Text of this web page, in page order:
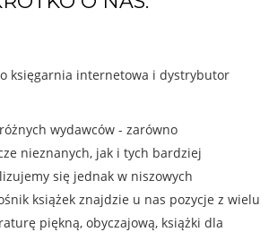
księgarnia internetowa i dystrybutor
wydawców - zarówno
nieznanych, jak i tych bardziej
się jednak w niszowych
książek znajdzie u nas pozycje z wielu
piękną, obyczajową, książki dla